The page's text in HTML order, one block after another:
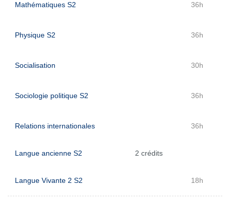
Mathématiques S2 36h
Physique S2 36h
Socialisation 30h
Sociologie politique S2 36h
Relations internationales 36h
Langue ancienne S2 2 crédits
Langue Vivante 2 S2 18h